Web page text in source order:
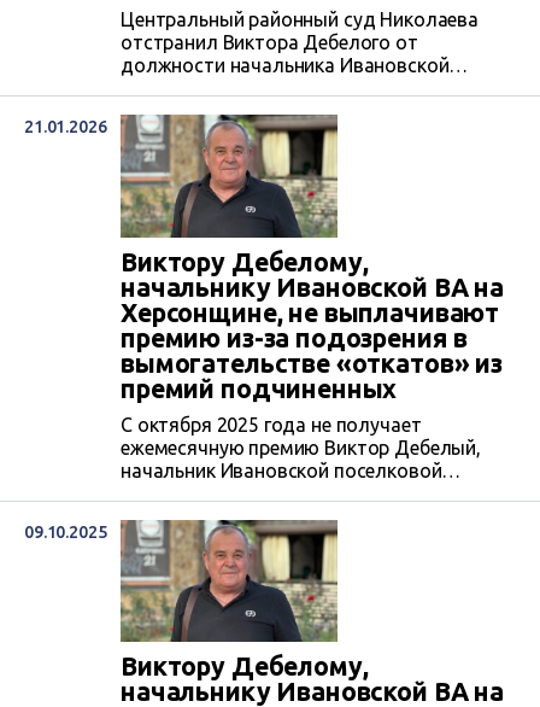
Центральный районный суд Николаева
отстранил Виктора Дебелого от
должности начальника Ивановской
(далее – ВА) Генического района
Херсонщины до 21 марта 2026 года. Это
связано с уголовным делом по коррупции,
в котором подозревается Дебелий. Между
тем, в ней появились новые подробности.
21.01.2026
Виктору Дебелому,
начальнику Ивановской ВА на
Херсонщине, не выплачивают
премию из-за подозрения в
вымогательстве «откатов» из
премий подчиненных
С октября 2025 года не получает
ежемесячную премию Виктор Дебелый,
начальник Ивановской поселковой
Генического района. По словам Дмитрия
Бутрия, первого заместителя главы
Херсонской облгосадминистрации, это
связано с коррупционным преступлением,
в котором подозревается Дебелий. Как
раз в начале октября 2025 сгода тало
известно, что должностным лицам
Ивановской поселковой ВА
инкриминируют систематическое...
09.10.2025
Виктору Дебелому,
начальнику Ивановской ВА на